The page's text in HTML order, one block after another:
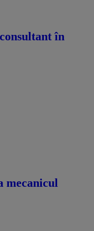
în
mecanicul